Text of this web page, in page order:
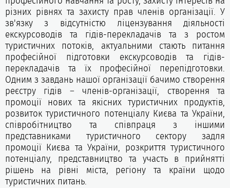
різних рівнях та захисту прав членів організації. У
зв'язку з відсутністю ліцензування діяльності
екскурсоводів та гідів-перекладачів та з ростом
туристичних потоків, актуальними стають питання
професійної підготовки екскурсоводів та гідів-
перекладачів та їх професійної перепідготовки.
Одним з завдань нашої організації бачимо створення
реєстру гідів – членів-організації, створення та
промоції нових та якісних туристичних продуктів,
розвиток туристичного потенціалу Києва та України,
співробітництво та співпраця з іншими
представниками туристичного сектору задля
промоції Києва та України, розкриття туристичного
потенціалу, представництво та участь в прийнятті
рішень на рівні міста, регіону та країни щодо
туристичних питань.